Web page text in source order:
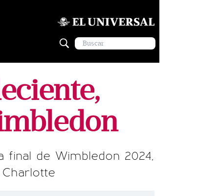
final de Wimbledon 2024,